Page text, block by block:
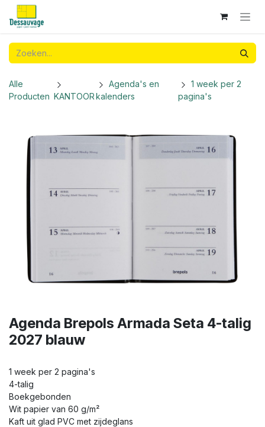
Overslaan naar inhoud
Alle
Producten KANTOOR
Agenda's en
kalenders
1 week per 2
pagina's
Agenda Brepols Armada Seta 4-talig
2027 blauw
1 week per 2 pagina's
4-talig
Boekgebonden
Wit papier van 60 g/m²
Kaft uit glad PVC met zijdeglans